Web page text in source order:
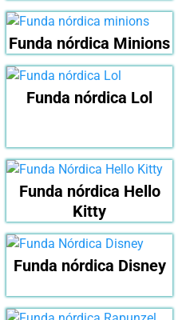
Funda nórdica Minions
Funda nórdica Lol
Funda nórdica Hello
Kitty
Funda nórdica Disney